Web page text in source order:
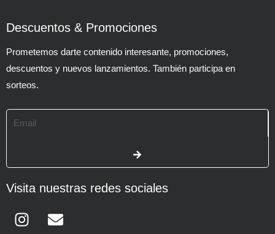
Descuentos & Promociones
Prometemos darte contenido interesante, promociones,
descuentos y nuevos lanzamientos. También participa en
sorteos.
Visita nuestras redes sociales
InstagramEnvelope